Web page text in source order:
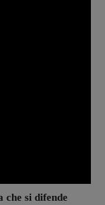
che si difende